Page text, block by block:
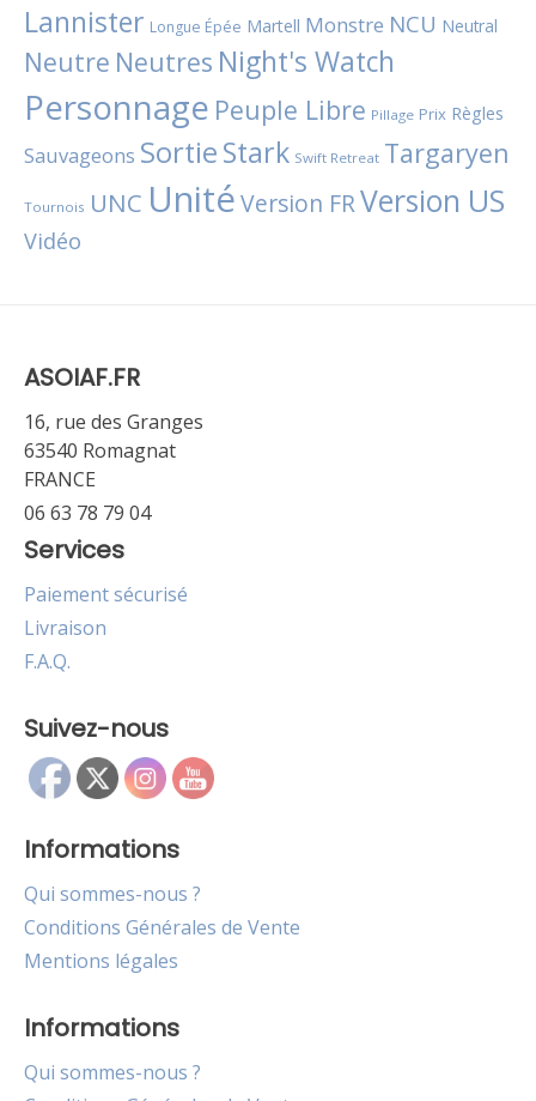
Lannister Longue Épée Martell Monstre NCU Neutral
Neutre Neutres Night's Watch
Personnage Peuple Libre Pillage Prix Règles
Sauvageons SortieStark Swift Retreat Targaryen
Tournois UNC UnitéVersion FRVersion US
Vidéo
ASOIAF.FR
16, rue des Granges
63540 Romagnat
FRANCE
06 63 78 79 04
Services
Paiement sécurisé
Livraison
F.A.Q.
Suivez-nous
Informations
Qui sommes-nous ?
Conditions Générales de Vente
Mentions légales
Informations
Qui sommes-nous ?